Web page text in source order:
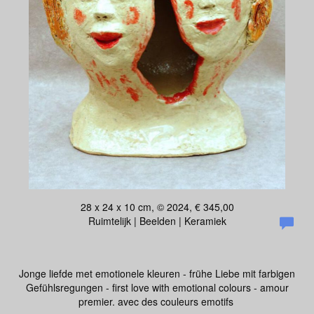
28 x 24 x 10 cm, © 2024, € 345,00
Ruimtelijk | Beelden | Keramiek
Jonge liefde met emotionele kleuren - frühe Liebe mit farbigen
Gefühlsregungen - first love with emotional colours - amour
premier. avec des couleurs emotifs